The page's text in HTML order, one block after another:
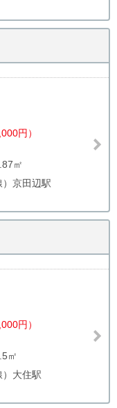
円）
㎡
）京田辺駅
円）
㎡
）大住駅